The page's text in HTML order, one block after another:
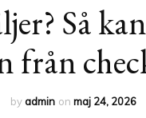
Så
från
byadmin on maj 24, 2026